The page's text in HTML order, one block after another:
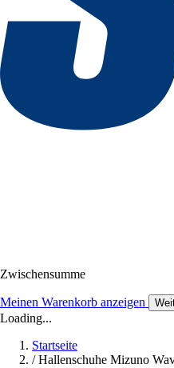
Zwischensumme
Meinen Warenkorb anzeigen
Loading...
Startseite
/ Hallenschuhe Mizuno